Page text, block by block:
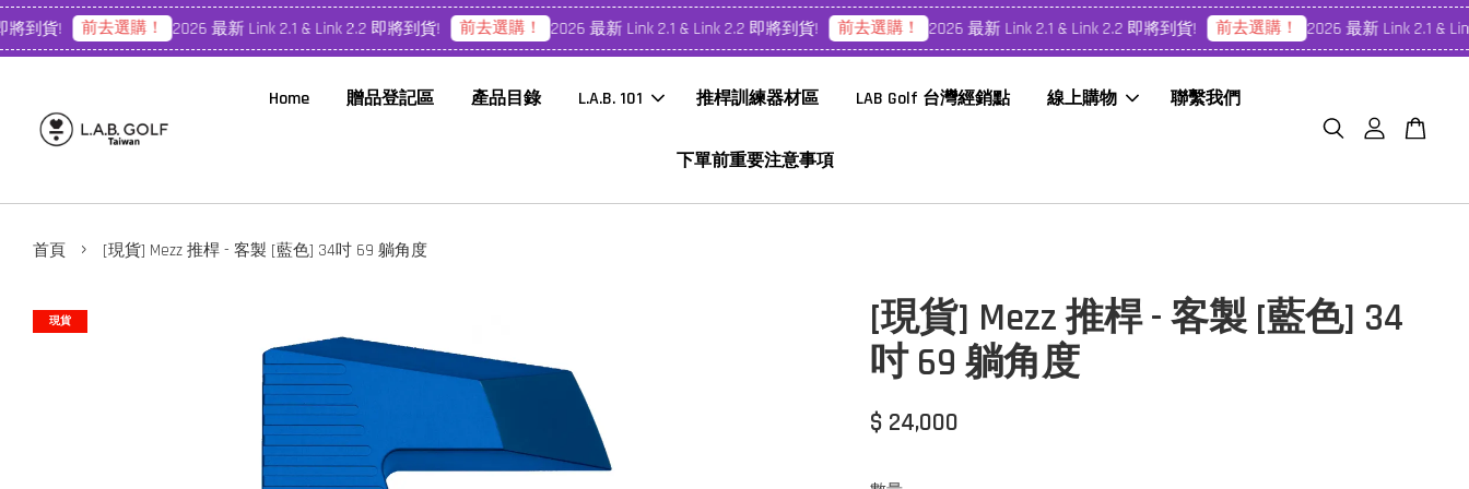
貨! 前去選購！ 2026 最新 Link 2.1 & Link 2.2 即將到貨! 前去選購！ 2026 最新 Link 2.1 & Link 2.2 即將到貨! 前去選購！ 2026 最新 Link 2.1 & Link 2.2 即將到貨! 前去選購！ 2026 最新 Link 2.1 & Link
Home 贈品登記區 產品目錄 L.A.B. 101 推桿訓練器材區 LAB Golf 台灣經銷點 線上購物 聯繫我們
下單前重要注意事項
首頁 › [現貨] Mezz 推桿 - 客製 [藍色] 34吋 69 躺角度
現貨
[現貨] Mezz 推桿 - 客製 [藍色] 34
吋 69 躺角度
$ 24,000